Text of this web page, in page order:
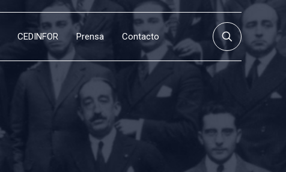
CEDINFOR Prensa Contacto